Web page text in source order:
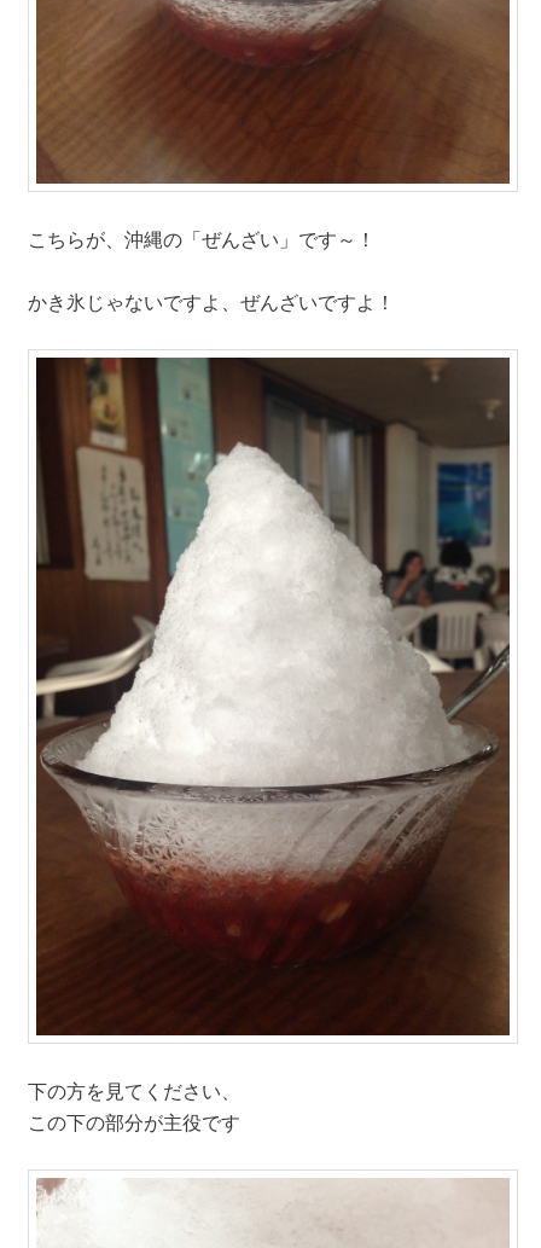
こちらが、沖縄の「ぜんざい」です～！
かき氷じゃないですよ、ぜんざいですよ！
下の方を見てください、
この下の部分が主役です